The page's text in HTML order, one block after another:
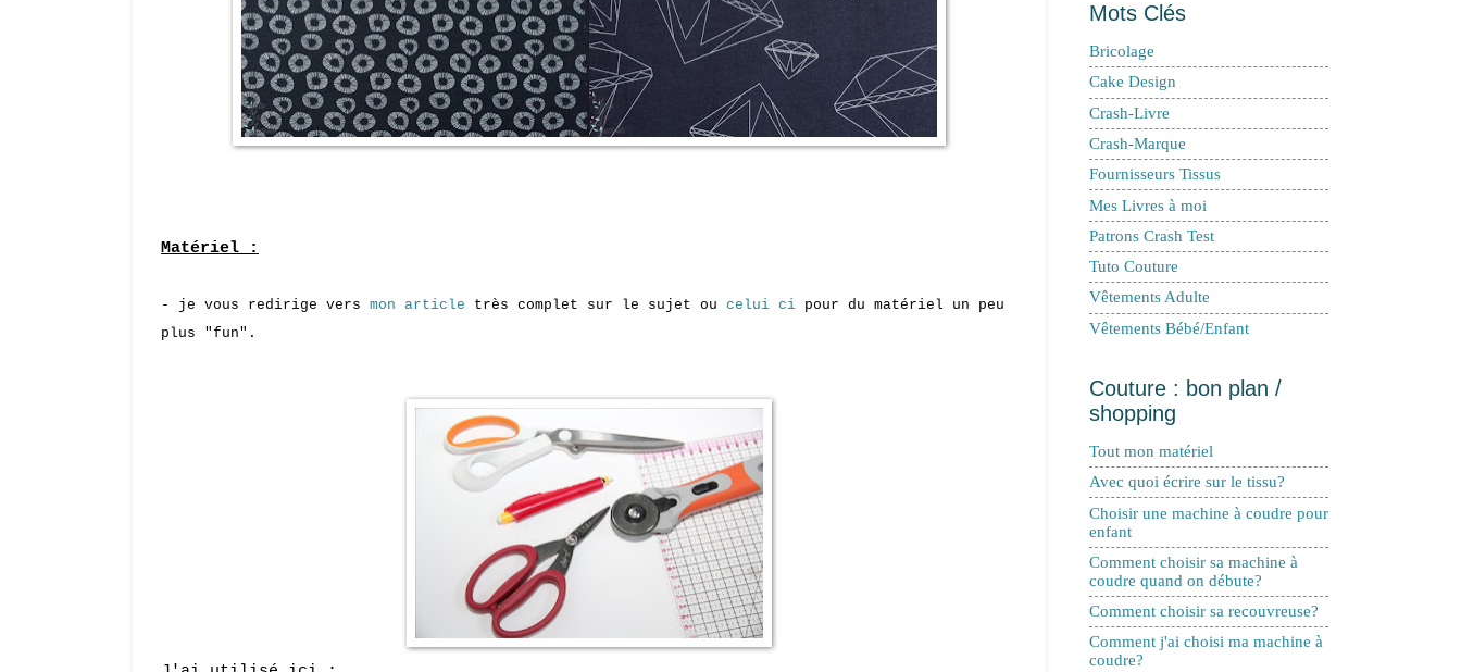
Matériel :
- je vous redirige vers mon article très complet sur le sujet ou celui ci pour du matériel un peu
plus "fun".
Mots Clés
Bricolage
Cake Design
Crash-Livre
Crash-Marque
Fournisseurs Tissus
Mes Livres à moi
Patrons Crash Test
Tuto Couture
Vêtements Adulte
Vêtements Bébé/Enfant
Couture : bon plan /
shopping
Tout mon matériel
Avec quoi écrire sur le tissu?
Choisir une machine à coudre pour
enfant
Comment choisir sa machine à
coudre quand on débute?
Comment choisir sa recouvreuse?
Comment j'ai choisi ma machine à
coudre?